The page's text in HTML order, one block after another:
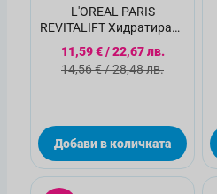
L'OREAL PARIS
REVITALIFT Хидратиращ,
Специална цена
11,59 €/22,67 лв.
Стандартна цена
14,56 €/28,48 лв.
Добави в количката